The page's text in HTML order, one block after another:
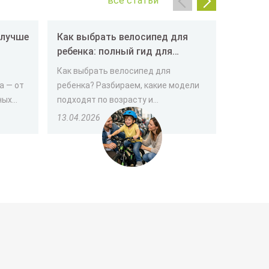
— от
Как выбрать велосипед для
ребенка: полный гид для
родителей
Как выбрать велосипед для
ребенка? Разбираем, какие модели
подходят по возрасту и...
13.04.2026